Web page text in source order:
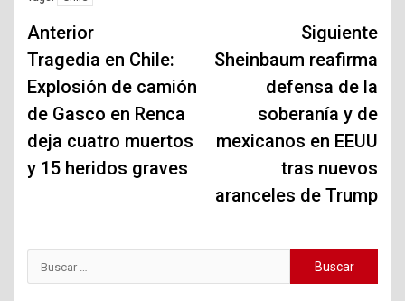
Navegación
de
entradas
Anterior
Tragedia en Chile:
Explosión de camión
de Gasco en Renca
deja cuatro muertos
y 15 heridos graves
Siguiente
Sheinbaum reafirma
defensa de la
soberanía y de
mexicanos en EEUU
tras nuevos
aranceles de Trump
Buscar: